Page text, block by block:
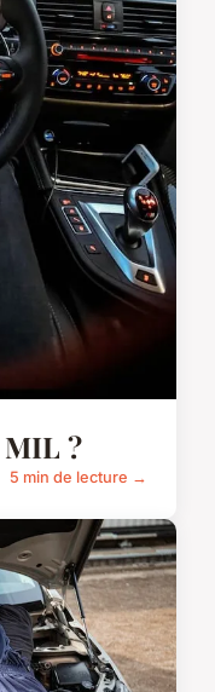
?
5 min de lecture →